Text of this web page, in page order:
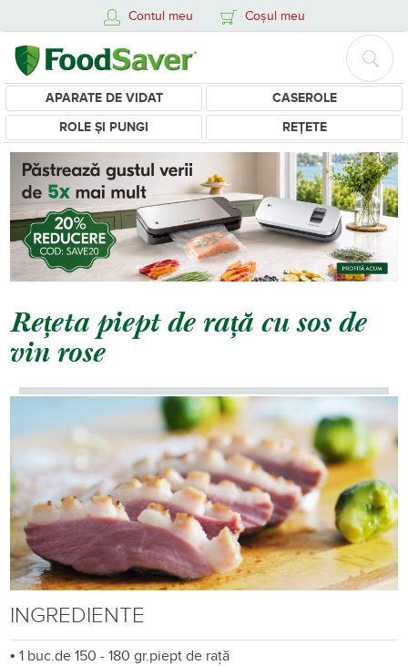
Contul meu Coșul meu
APARATE DE VIDAT
CASEROLE
ROLE ȘI PUNGI
REȚETE
Rețeta piept de rață cu sos de
vin rose
INGREDIENTE
•1 buc.de 150 - 180 gr.piept de rață